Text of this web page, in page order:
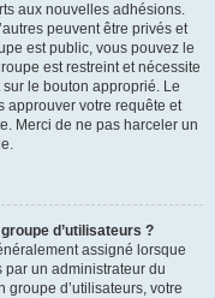
aux nouvelles adhésions.
peuvent être privés et
est public, vous pouvez le
est restreint et nécessite
le bouton approprié. Le
approuver votre requête et
Merci de ne pas harceler un
d’utilisateurs ?
assigné lorsque
par un administrateur du
groupe d’utilisateurs, votre